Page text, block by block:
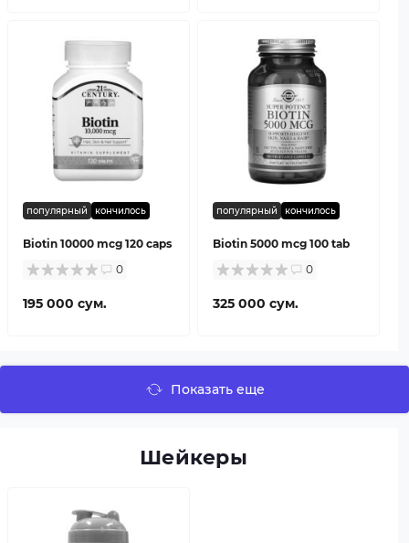
популярный кончилось
Biotin 10000 mcg 120 caps
0
195 000 сум.
популярный кончилось
Biotin 5000 mcg 100 tab
0
325 000 сум.
Показать еще
Шейкеры